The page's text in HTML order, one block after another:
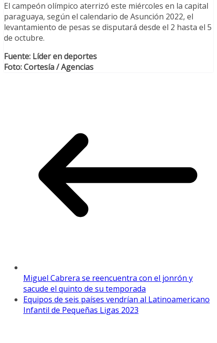
El campeón olímpico aterrizó este miércoles en la capital
paraguaya, según el calendario de Asunción 2022, el
levantamiento de pesas se disputará desde el 2 hasta el 5
de octubre.
Fuente: Líder en deportes
Foto: Cortesía / Agencias
Miguel Cabrera se reencuentra con el jonrón y
sacude el quinto de su temporada
Equipos de seis países vendrían al Latinoamericano
Infantil de Pequeñas Ligas 2023